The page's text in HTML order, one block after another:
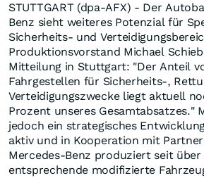
STUTTGART (dpa-AFX) - Der
Benz sieht weiteres Potenzial für
Sicherheits- und
Produktionsvorstand Michael
Mitteilung in Stuttgart: "Der Anteil
Fahrgestellen für Sicherheits-,
Verteidigungszwecke liegt aktuell
Prozent unseres Gesamtabsatzes."
jedoch ein strategisches
aktiv und in Kooperation mit
Mercedes-Benz produziert seit über
entsprechende modifizierte